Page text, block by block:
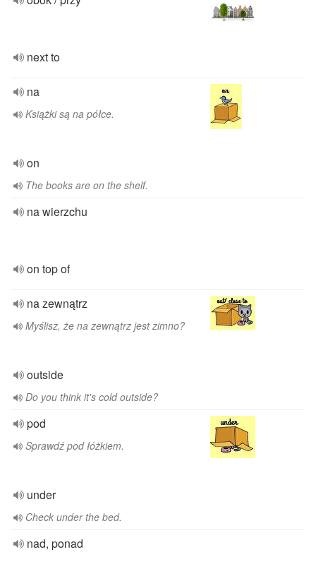
next to
na
Książki są na półce.
on
The books are on the shelf.
na wierzchu
on top of
na zewnątrz
Myślisz, że na zewnątrz jest zimno?
outside
Do you think it's cold outside?
pod
Sprawdź pod łóżkiem.
under
Check under the bed.
nad, ponad